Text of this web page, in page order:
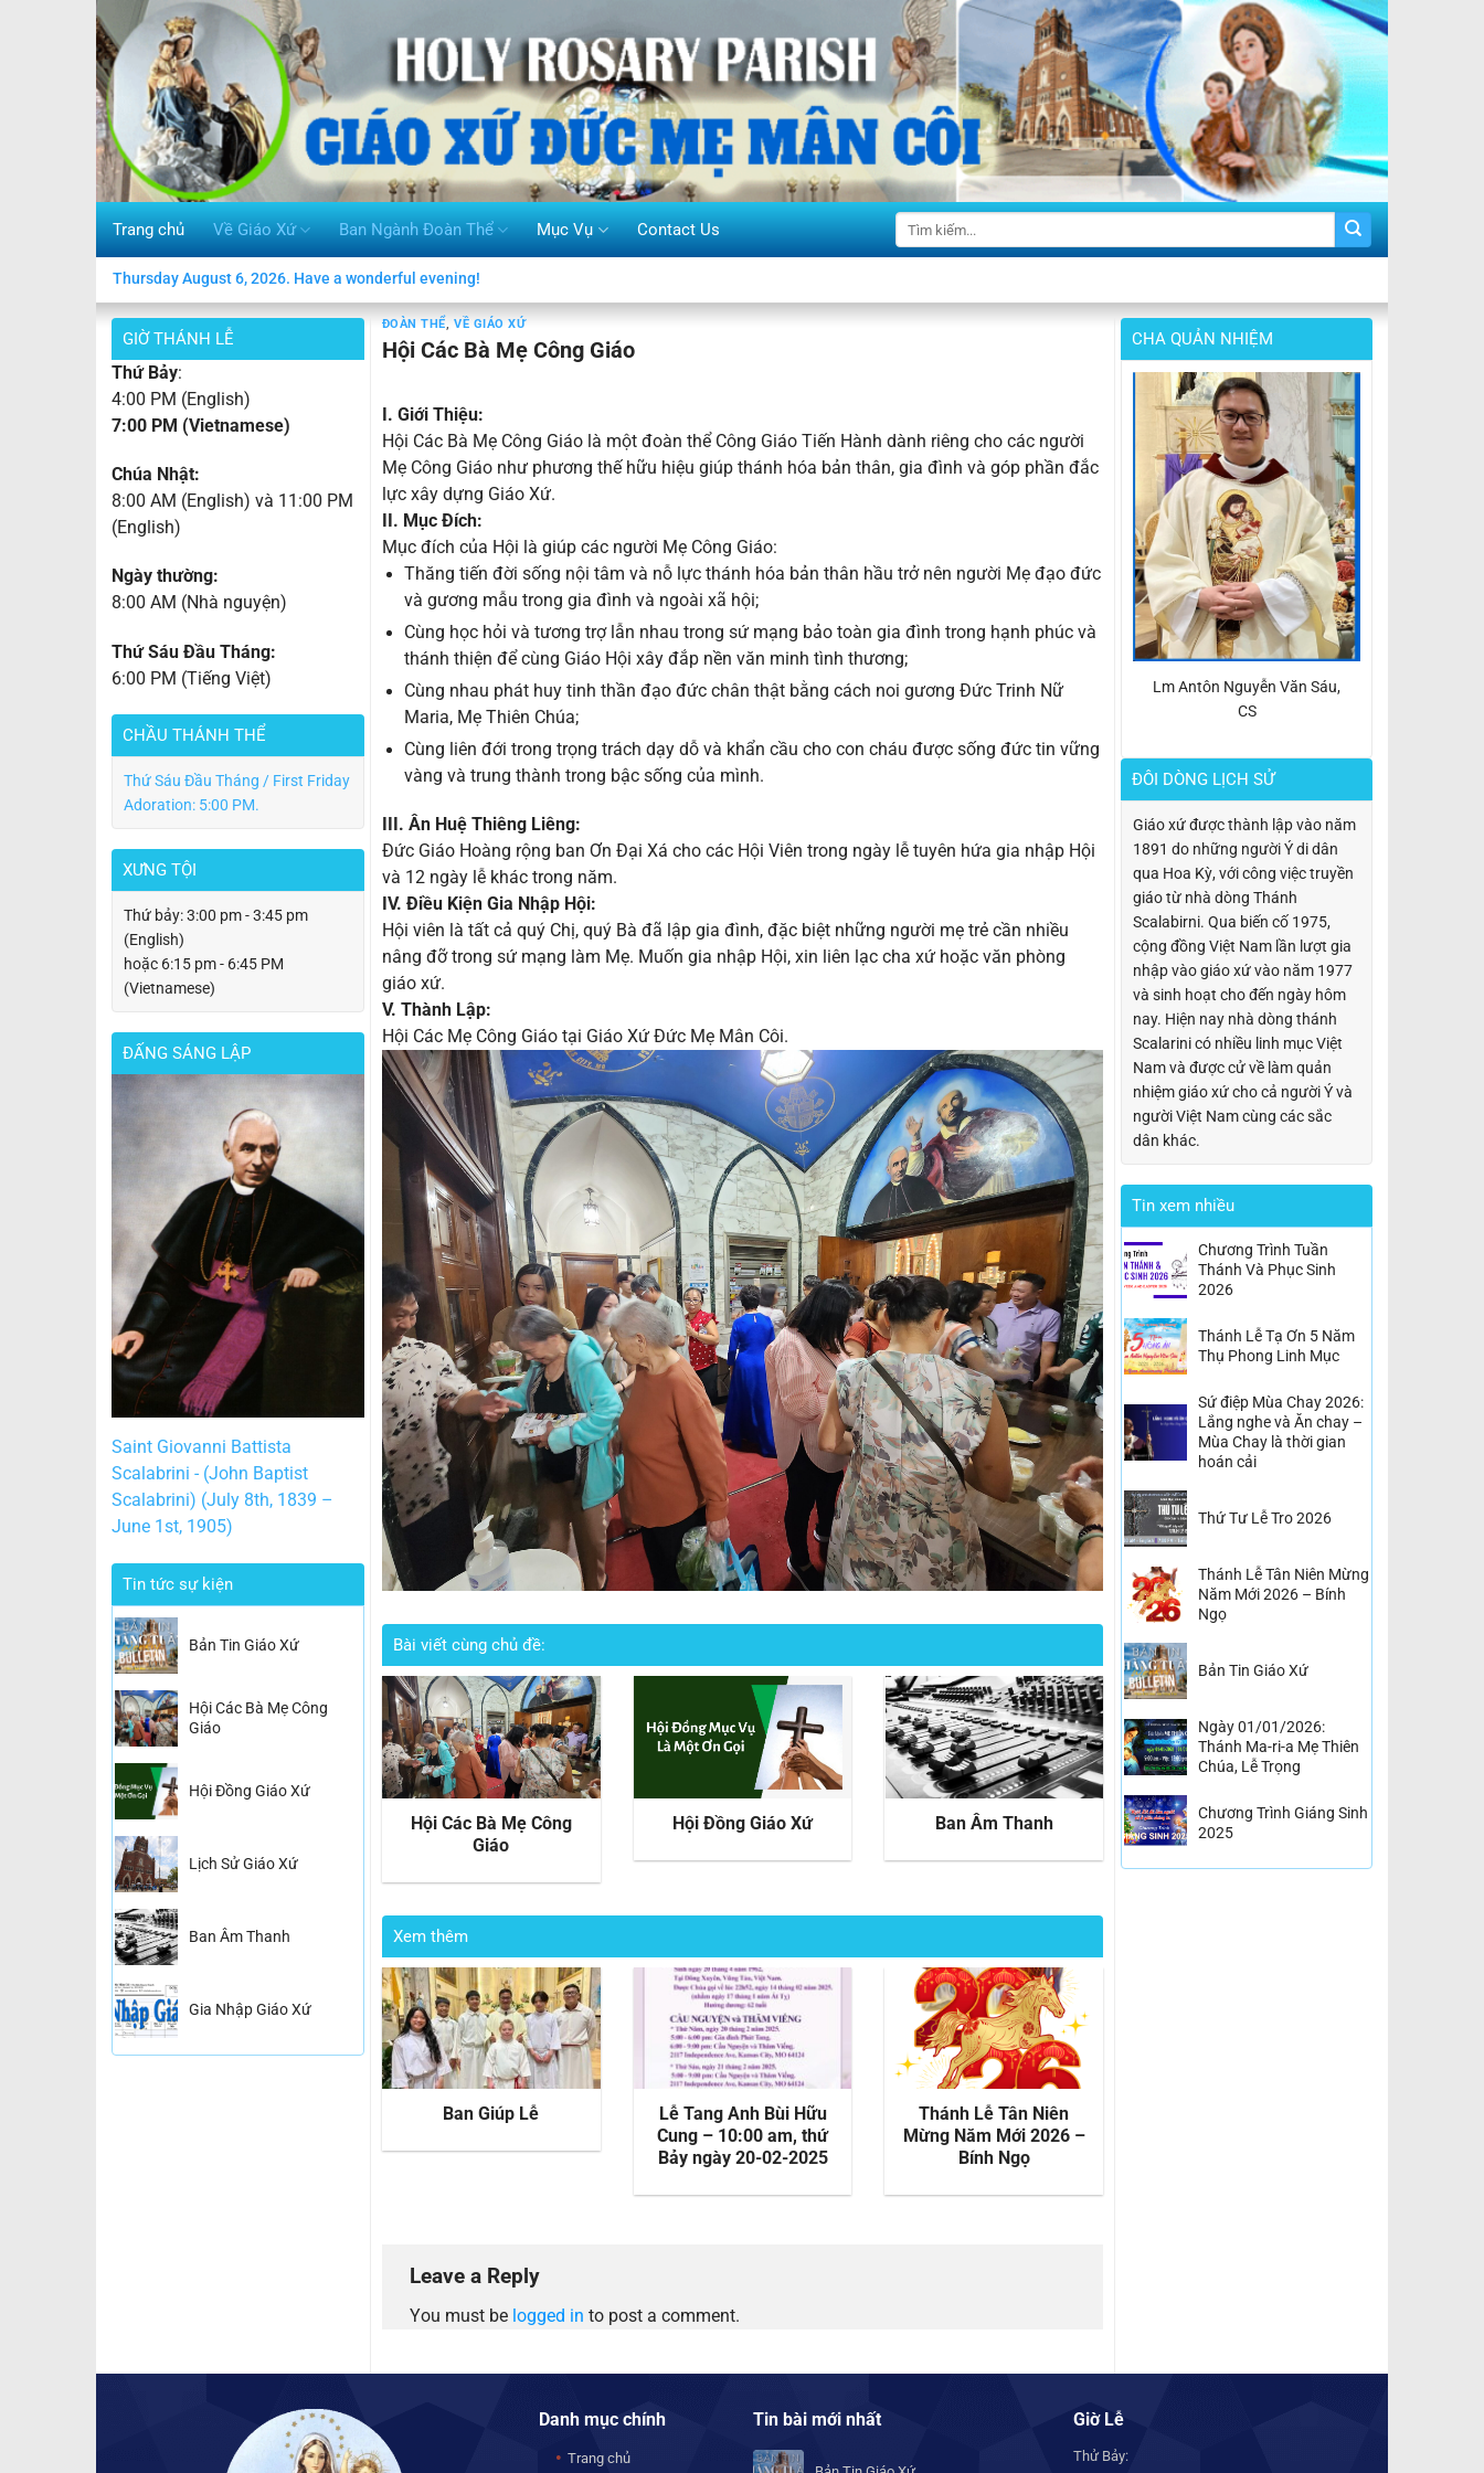
Skip
to
content
Trang chủ Về Giáo Xứ Ban Ngành Đoàn Thể Mục Vụ Contact Us
Thursday August 6, 2026. Have a wonderful evening!
GIỜ THÁNH LỄ
Thứ Bảy:
4:00 PM (English)
7:00 PM (Vietnamese)
Chúa Nhật:
8:00 AM (English) và 11:00 PM
(English)
Ngày thường:
8:00 AM (Nhà nguyện)
Thứ Sáu Đầu Tháng:
6:00 PM (Tiếng Việt)
CHẦU THÁNH THỂ
Thứ Sáu Đầu Tháng / First Friday
Adoration: 5:00 PM.
XƯNG TỘI
Thứ bảy: 3:00 pm - 3:45 pm
(English)
hoặc 6:15 pm - 6:45 PM
(Vietnamese)
ĐẤNG SÁNG LẬP
Saint Giovanni Battista
Scalabrini - (John Baptist
Scalabrini) (July 8th, 1839 –
June 1st, 1905)
Tin tức sự kiện
Bản Tin Giáo Xứ
Hội Các Bà Mẹ Công
Giáo
Hội Đồng Giáo Xứ
Lịch Sử Giáo Xứ
Ban Âm Thanh
Gia Nhập Giáo Xứ
ĐOÀN THỂ,VỀ GIÁO XỨ
Hội Các Bà Mẹ Công Giáo
I. Giới Thiệu:
Hội Các Bà Mẹ Công Giáo là một đoàn thể Công Giáo Tiến Hành dành riêng cho các người
Mẹ Công Giáo như phương thế hữu hiệu giúp thánh hóa bản thân, gia đình và góp phần đắc
lực xây dựng Giáo Xứ.
II. Mục Đích:
Mục đích của Hội là giúp các người Mẹ Công Giáo:
Thăng tiến đời sống nội tâm và nỗ lực thánh hóa bản thân hầu trở nên người Mẹ đạo đức
và gương mẫu trong gia đình và ngoài xã hội;
Cùng học hỏi và tương trợ lẫn nhau trong sứ mạng bảo toàn gia đình trong hạnh phúc và
thánh thiện để cùng Giáo Hội xây đắp nền văn minh tình thương;
Cùng nhau phát huy tinh thần đạo đức chân thật bằng cách noi gương Đức Trinh Nữ
Maria, Mẹ Thiên Chúa;
Cùng liên đới trong trọng trách dạy dỗ và khẩn cầu cho con cháu được sống đức tin vững
vàng và trung thành trong bậc sống của mình.
III. Ân Huệ Thiêng Liêng:
Đức Giáo Hoàng rộng ban Ơn Đại Xá cho các Hội Viên trong ngày lễ tuyên hứa gia nhập Hội
và 12 ngày lễ khác trong năm.
IV. Điều Kiện Gia Nhập Hội:
Hội viên là tất cả quý Chị, quý Bà đã lập gia đình, đặc biệt những người mẹ trẻ cần nhiều
nâng đỡ trong sứ mạng làm Mẹ. Muốn gia nhập Hội, xin liên lạc cha xứ hoặc văn phòng
giáo xứ.
V. Thành Lập:
Hội Các Mẹ Công Giáo tại Giáo Xứ Đức Mẹ Mân Côi.
Bài viết cùng chủ đề:
Hội Các Bà Mẹ Công
Giáo
Hội Đồng Giáo Xứ Ban Âm Thanh Thừa Tác Viên Lời Chúa
Xem thêm
Ban Giúp Lễ
Lễ Tang Anh Bùi Hữu
Cung – 10:00 am, thứ
Bảy ngày 20-02-2025
Thánh Lễ Tân Niên
Mừng Năm Mới 2026 –
Bính Ngọ
Leave a Reply
You must be logged in to post a comment.
CHA QUẢN NHIỆM
Lm Antôn Nguyễn Văn Sáu,
CS
ĐÔI DÒNG LỊCH SỬ
Giáo xứ được thành lập vào năm
1891 do những người Ý di dân
qua Hoa Kỳ, với công việc truyền
giáo từ nhà dòng Thánh
Scalabirni. Qua biến cố 1975,
cộng đồng Việt Nam lần lượt gia
nhập vào giáo xứ vào năm 1977
và sinh hoạt cho đến ngày hôm
nay. Hiện nay nhà dòng thánh
Scalarini có nhiều linh mục Việt
Nam và được cử về làm quản
nhiệm giáo xứ cho cả người Ý và
người Việt Nam cùng các sắc
dân khác.
Tin xem nhiều
Chương Trình Tuần
Thánh Và Phục Sinh
2026
Thánh Lễ Tạ Ơn 5 Năm
Thụ Phong Linh Mục
Sứ điệp Mùa Chay 2026:
Lắng nghe và Ăn chay –
Mùa Chay là thời gian
hoán cải
Thứ Tư Lễ Tro 2026
Thánh Lễ Tân Niên Mừng
Năm Mới 2026 – Bính
Ngọ
Bản Tin Giáo Xứ
Ngày 01/01/2026:
Thánh Ma-ri-a Mẹ Thiên
Chúa, Lễ Trọng
Chương Trình Giáng Sinh
2025
Danh mục chính
Trang chủ
Tin bài mới nhất Giờ Lễ
Thử Bảy: